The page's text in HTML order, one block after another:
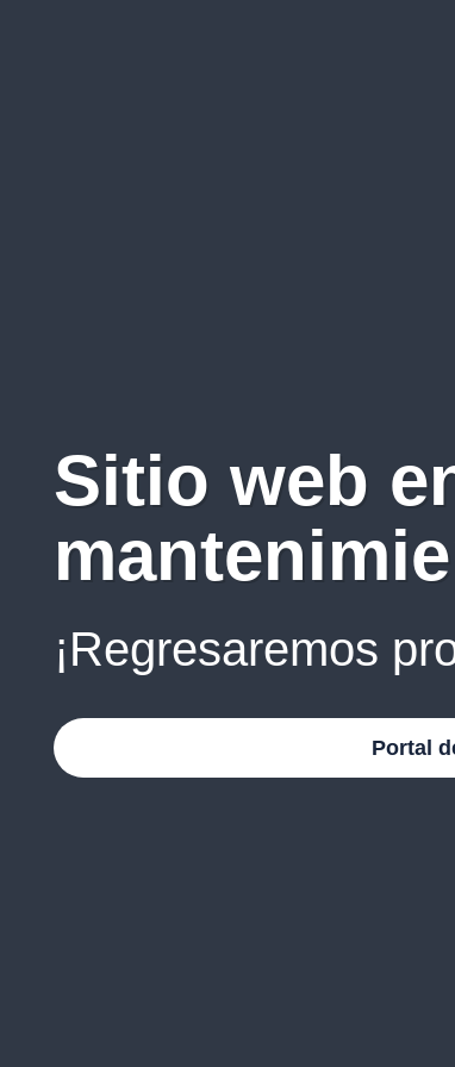
Sitio web
¡Regresaremos
Portal